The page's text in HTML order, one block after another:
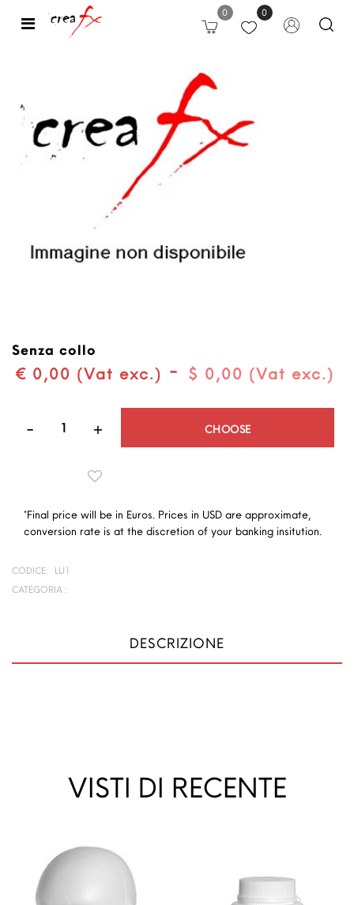
Open 0 0
Senza collo
€ 0,00 (Vat exc.) - $ 0,00 (Vat exc.)
CHOOSE
*Final price will be in Euros. Prices in USD are approximate,
conversion rate is at the discretion of your banking insitution.
CODICE:
LU1
CATEGORIA :
DESCRIZIONE
VISTI DI RECENTE